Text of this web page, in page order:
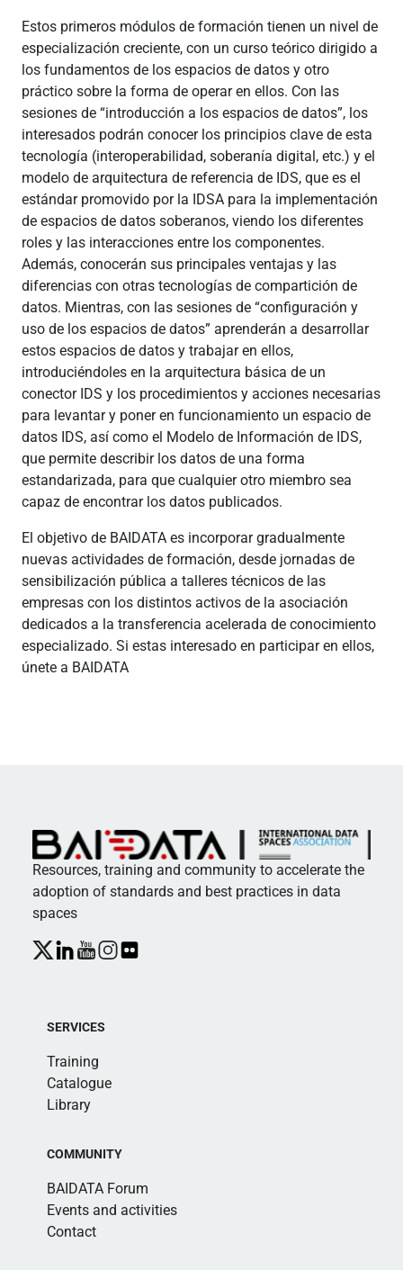
Estos primeros módulos de formación tienen un nivel de
especialización creciente, con un curso teórico dirigido a
los fundamentos de los espacios de datos y otro
práctico sobre la forma de operar en ellos. Con las
sesiones de “introducción a los espacios de datos”, los
interesados podrán conocer los principios clave de esta
tecnología (interoperabilidad, soberanía digital, etc.) y el
modelo de arquitectura de referencia de IDS, que es el
estándar promovido por la IDSA para la implementación
de espacios de datos soberanos, viendo los diferentes
roles y las interacciones entre los componentes.
Además, conocerán sus principales ventajas y las
diferencias con otras tecnologías de compartición de
datos. Mientras, con las sesiones de “configuración y
uso de los espacios de datos” aprenderán a desarrollar
estos espacios de datos y trabajar en ellos,
introduciéndoles en la arquitectura básica de un
conector IDS y los procedimientos y acciones necesarias
para levantar y poner en funcionamiento un espacio de
datos IDS, así como el Modelo de Información de IDS,
que permite describir los datos de una forma
estandarizada, para que cualquier otro miembro sea
capaz de encontrar los datos publicados.
El objetivo de BAIDATA es incorporar gradualmente
nuevas actividades de formación, desde jornadas de
sensibilización pública a talleres técnicos de las
empresas con los distintos activos de la asociación
dedicados a la transferencia acelerada de conocimiento
especializado. Si estas interesado en participar en ellos,
únete a BAIDATA
Resources, training and community to accelerate the
adoption of standards and best practices in data
spaces
SERVICES
Training
Catalogue
Library
COMMUNITY
BAIDATA Forum
Events and activities
Contact